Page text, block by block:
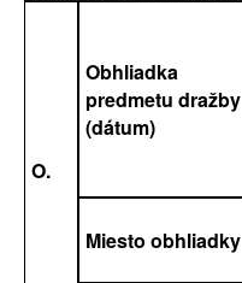
O.
Obhliadka
predmetu dražby
(dátum)
Miesto obhliadky